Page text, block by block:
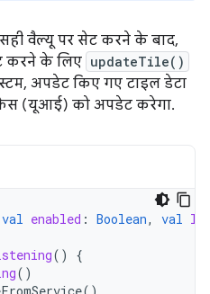
वैल्यू पर सेट करने के बाद,
करने के लिए updateTile()
अपडेट किए गए टाइल डेटा
(यूआई) को अपडेट करेगा.
val enabled : Boolean, val
()
{
()